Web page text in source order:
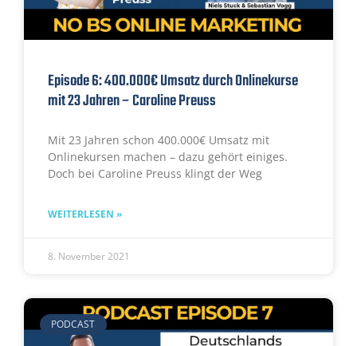
Episode 6: 400.000€ Umsatz durch Onlinekurse
mit 23 Jahren – Caroline Preuss
Mit 23 Jahren schon 400.000€ Umsatz mit
Onlinekursen machen – dazu gehört einiges.
Doch bei Caroline Preuss klingt der Weg
WEITERLESEN »
8. November 2021
PODCAST